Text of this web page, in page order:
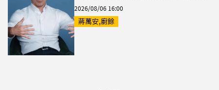
2026/08/06 16:00
蔣萬安,廚餘